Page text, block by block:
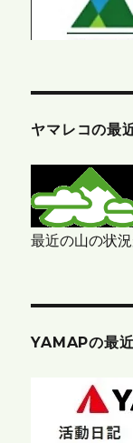
ヤマレコの最
最近の山の状
YAMAPの最